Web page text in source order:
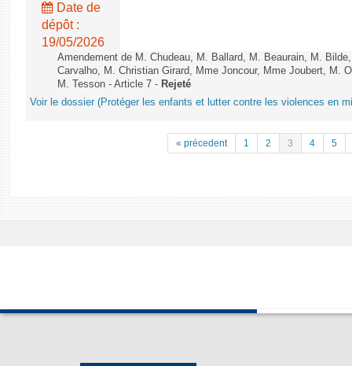
Date de
dépôt :
19/05/2026
Amendement de M. Chudeau, M. Ballard, M. Beaurain, M.
Carvalho, M. Christian Girard, Mme Joncour, Mme Joubert, M.
M. Tesson - Article 7 - Rejeté
Voir le dossier (Protéger les enfants et lutter contre les violences en
« précedent 1 2 3 4 5